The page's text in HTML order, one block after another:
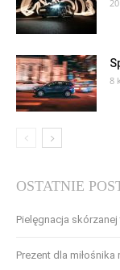
8
OSTATNIE
Pielęgnacja
Prezent dla